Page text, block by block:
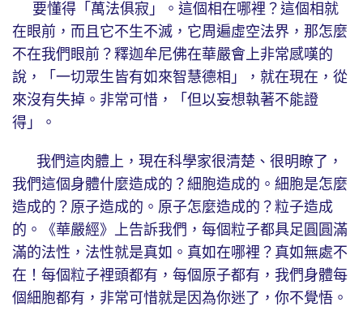
要懂得「萬法俱寂」。這個相在哪裡？這個相就
在眼前，而且它不生不滅，它周遍虛空法界，那怎麼
不在我們眼前？釋迦牟尼佛在華嚴會上非常感嘆的
說，「一切眾生皆有如來智慧德相」，就在現在，從
來沒有失掉。非常可惜，「但以妄想執著不能證
得」。
我們這肉體上，現在科學家很清楚、很明瞭了，
我們這個身體什麼造成的？細胞造成的。細胞是怎麼
造成的？原子造成的。原子怎麼造成的？粒子造成
的。《華嚴經》上告訴我們，每個粒子都具足圓圓滿
滿的法性，法性就是真如。真如在哪裡？真如無處不
在！每個粒子裡頭都有，每個原子都有，我們身體每
個細胞都有，非常可惜就是因為你迷了，你不覺悟。